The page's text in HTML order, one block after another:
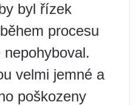
byl řízek
procesu
velmi jemné a
poškozeny